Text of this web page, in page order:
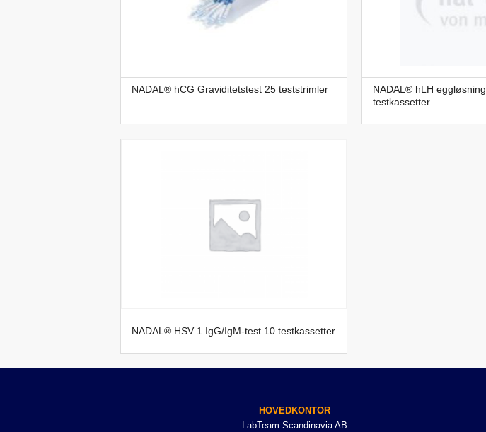
NADAL® hCG Graviditetstest 25 teststrimler
NADAL® hLH
testkassetter
NADAL® HSV 1 IgG/IgM-test 10 testkassetter
HOVEDKONTOR
LabTeam Scandinavia AB